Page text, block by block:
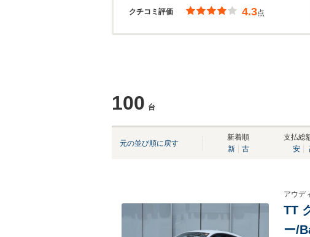
クチコミ評価 4.3点
100 台
元の並び順に戻す
新着順
新
古
支払総
安
アウデ
TT
ー/